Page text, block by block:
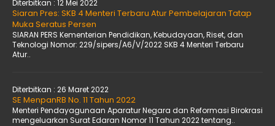
Diterbitkan : 12 Mei 2022
Siaran Pres: SKB 4 Menteri Terbaru Atur Pembelajaran Tatap
Muka Seratus Persen
SIARAN PERS Kementerian Pendidikan, Kebudayaan, Riset, dan
Teknologi Nomor: 229/sipers/A6/V/2022 SKB 4 Menteri Terbaru
Atur..
Diterbitkan : 26 Maret 2022
SE MenpanRB No. 11 Tahun 2022
Menteri Pendayagunaan Aparatur Negara dan Reformasi Birokrasi
mengeluarkan Surat Edaran Nomor 11 Tahun 2022 tentang..